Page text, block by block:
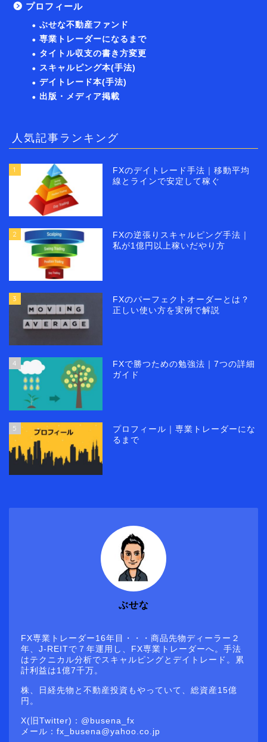
プロフィール
ぶせな不動産ファンド
専業トレーダーになるまで
タイトル収支の書き方変更
スキャルピング本(手法)
デイトレード本(手法)
出版・メディア掲載
人気記事ランキング
1
FXのデイトレード手法｜移動平均
線とラインで安定して稼ぐ
2
FXの逆張りスキャルピング手法｜
私が1億円以上稼いだやり方
3
FXのパーフェクトオーダーとは？
正しい使い方を実例で解説
4
FXで勝つための勉強法｜7つの詳細
ガイド
5
プロフィール｜専業トレーダーにな
るまで
ぶせな
FX専業トレーダー16年目・・・商品先物ディーラー２
年、J-REITで７年運用し、FX専業トレーダーへ。手法
はテクニカル分析でスキャルピングとデイトレード。累
計利益は1億7千万。
株、日経先物と不動産投資もやっていて、総資産15億
円。
X(旧Twitter)：@busena_fx
メール：fx_busena@yahoo.co.jp